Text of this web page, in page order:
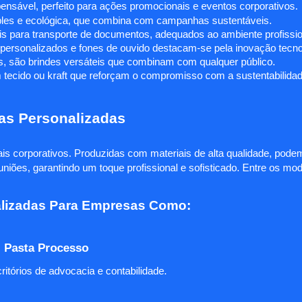
perfeito para ações promocionais e eventos corporativos.
e ecológica, que combina com campanhas sustentáveis.
para transporte de documentos, adequados ao ambiente
e fones de ouvido destacam-se pela inovação
são brindes versáteis que combinam com qualquer público.
ou kraft que reforçam o compromisso com a
Personalizadas
corporativos. Produzidas com materiais de alta qualidade,
garantindo um toque profissional e sofisticado. Entre os
Para Empresas Como:
Pasta Processo
de advocacia e contabilidade.